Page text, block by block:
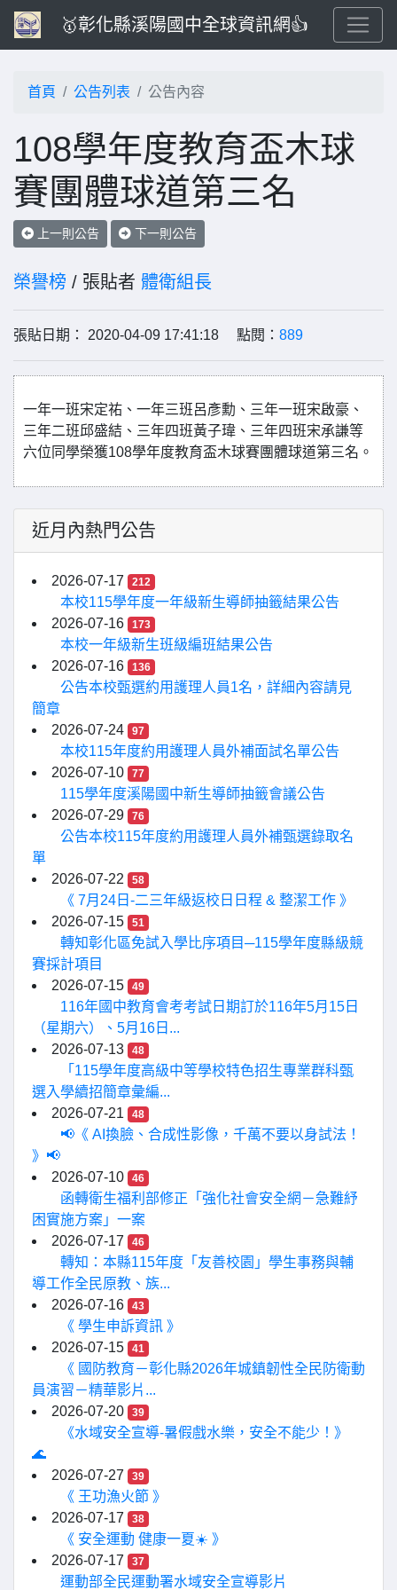
🥇彰化縣溪陽國中全球資訊網👍
首頁 公告列表 公告內容
108學年度教育盃木球
賽團體球道第三名
上一則公告 下一則公告
榮譽榜 / 張貼者 體衛組長
張貼日期： 2020-04-09 17:41:18 點閱： 889
一年一班宋定祐、一年三班呂彥勳、三年一班宋啟豪、
三年二班邱盛結、三年四班黃子瑋、三年四班宋承謙等
六位同學榮獲108學年度教育盃木球賽團體球道第三名 。
近月內熱門公告
2026-07-17 212
本校115學年度一年級新生導師抽籤結果公告
2026-07-16
173
本校一年級新生班級編班結果公告
2026-07-16
136
公告本校甄選約用護理人員1名，詳細內容請見
簡章
2026-07-24
97
本校115年度約用護理人員外補面試名單公告
2026-07-10
77
115學年度溪陽國中新生導師抽籤會議公告
2026-07-29
76
公告本校115年度約用護理人員外補甄選錄取名
單
2026-07-22
58
《 7月24日-二三年級返校日日程 & 整潔工作 》
2026-07-15
51
轉知彰化區免試入學比序項目─115學年度縣級競
賽採計項目
2026-07-15
49
116年國中教育會考考試日期訂於116年5月15日
（星期六）、5月16日...
2026-07-13
48
「115學年度高級中等學校特色招生專業群科甄
選入學續招簡章彙編...
2026-07-21
48
📢《 AI換臉、合成性影像，千萬不要以身試法！
》📢
2026-07-10
46
函轉衛生福利部修正「強化社會安全網－急難紓
困實施方案」一案
2026-07-17
46
轉知：本縣115年度「友善校園」學生事務與輔
導工作全民原教、族...
2026-07-16
43
《 學生申訴資訊 》
2026-07-15
41
《 國防教育－彰化縣2026年城鎮韌性全民防衛動
員演習－精華影片...
2026-07-20
39
《水域安全宣導-暑假戲水樂，安全不能少！》
🌊
2026-07-27
39
《 王功漁火節 》
2026-07-17
38
《 安全運動 健康一夏☀️ 》
2026-07-17
37
運動部全民運動署水域安全宣導影片